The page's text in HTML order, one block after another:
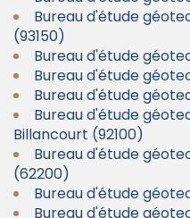
Bureau d'étude
(93150)
Bureau d'étude
Bureau d'étude
Bureau d'étude
Bureau d'étude
Billancourt (92100)
Bureau d'étude
(62200)
Bureau d'étude
Bureau d'étude